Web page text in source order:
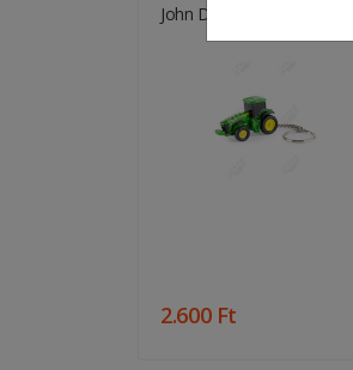
John Deere Key Ring
2.600 Ft